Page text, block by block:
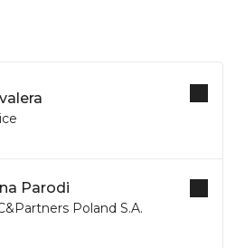
Parodi
Poland S.A.